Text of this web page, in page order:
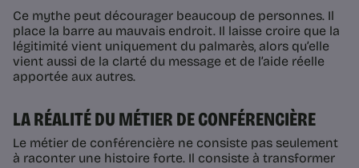
Ce mythe peut décourager beaucoup de personnes. Il
place la barre au mauvais endroit. Il laisse croire que la
légitimité vient uniquement du palmarès, alors qu’elle
vient aussi de la clarté du message et de l’aide réelle
apportée aux autres.
LA RÉALITÉ DU MÉTIER DE CONFÉRENCIÈRE
Le métier de conférencière ne consiste pas seulement
à raconter une histoire forte. Il consiste à transformer